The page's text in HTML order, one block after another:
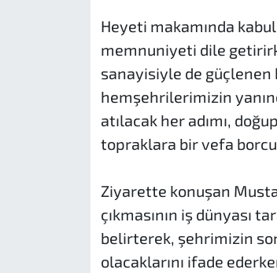
Heyeti makamında
memnuniyeti dile
sanayisiyle de
hemşehrilerimizin
atılacak her adımı,
topraklara bir vefa
Ziyarette konuşan
çıkmasının iş dünyası
belirterek, şehrimizin
olacaklarını ifade